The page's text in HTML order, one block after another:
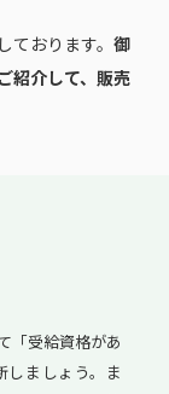
おります。 御
紹介して、販売
「受給資格があ
しましょう。ま